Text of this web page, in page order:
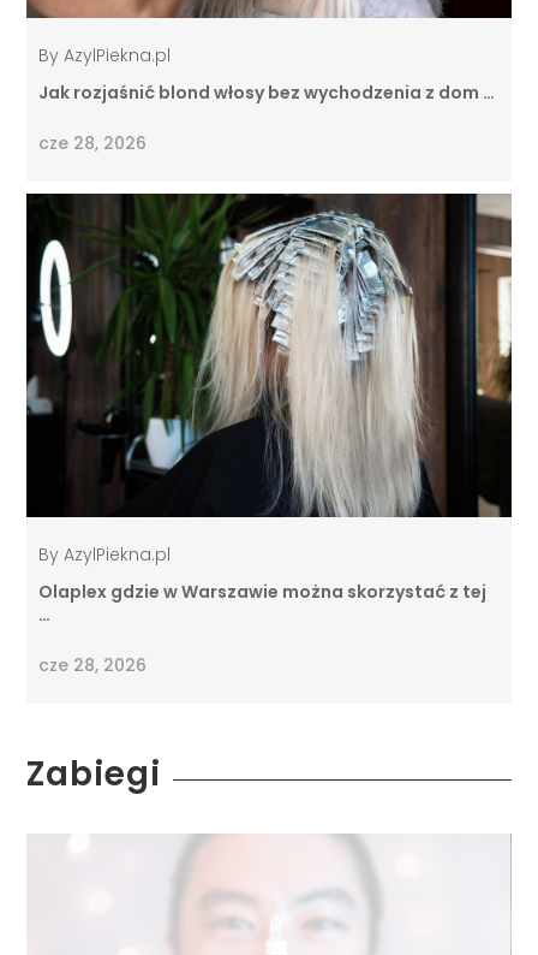
ByAzylPiekna.pl
Jak rozjaśnić blond włosy bez wychodzenia z dom …
cze 28, 2026
ByAzylPiekna.pl
Olaplex gdzie w Warszawie można skorzystać z tej
…
cze 28, 2026
Zabiegi